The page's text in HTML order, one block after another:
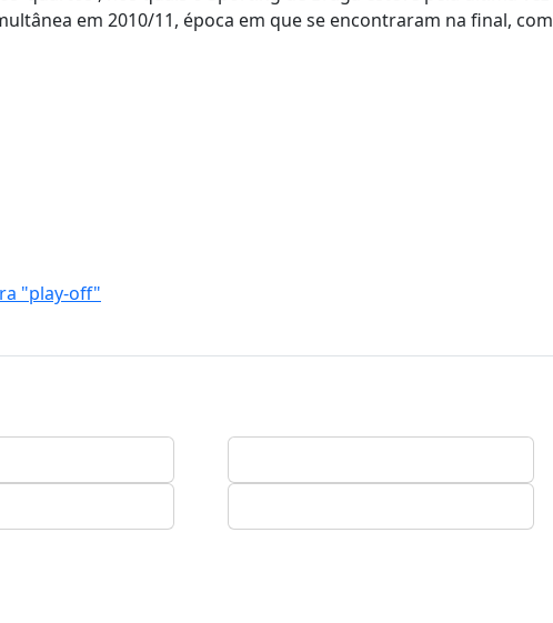
em 2010/11, época em que se encontraram na final, com
"play-off"